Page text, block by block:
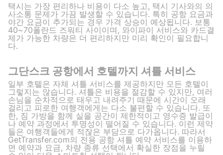
택시는 가장 편리하나 비용이 다소 높고, 택시 기사와의 의
사소통 문제가 가끔 발생할 수 있습니다. 특히 공항 요금과
야간 요금이 추가되는 경우 가격 상승이 예상됩니다. 보통
40~70폴란드 즈워티 사이이며, 와이파이 서비스와 카드결
제가 가능한 차량은 더 편리하지만 미리 확인이 필요합니
다.
그단스크 공항에서 호텔까지 셔틀 서비스
일부 호텔은 자체 셔틀 서비스를 제공하지만 모든 호텔이
그렇지는 않습니다. 셔틀은 비용을 절감할 수 있지만, 여러
손님을 순차적으로 태우고 내려주기 때문에 시간이 오래
걸리고 피로한 여행객에게는 다소 불편할 수 있습니다. 또
한, 짐 가방을 함께 실을 공간이 제한적이고 영수증 발급이
나 예약 과정에서 투명성이 떨어질 수 있습니다. 이런 제약
들은 여행객들에게 적잖은 부담으로 다가옵니다. 따라서
GetTransfer.com의 전용 공항 셔틀 예약 서비스를 이용하
면 예약과 요금, 차량 종류 선택에서 확실한 장점을 누릴